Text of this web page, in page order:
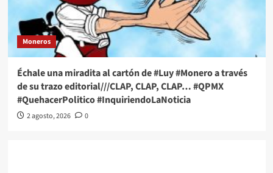
Moneros
Échale una miradita al cartón de #Luy #Monero a través
de su trazo editorial///CLAP, CLAP, CLAP… #QPMX
#QuehacerPolitico #InquiriendoLaNoticia
2 agosto, 2026 0